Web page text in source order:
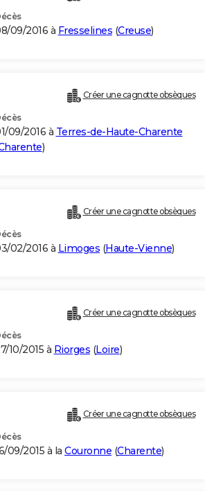
09/2016 à Fresselines (Creuse)
Créer une cagnotte obsèques
09/2016 à Terres-de-Haute-Charente
)
Créer une cagnotte obsèques
02/2016 à Limoges (Haute-Vienne)
Créer une cagnotte obsèques
10/2015 à Riorges (Loire)
Créer une cagnotte obsèques
09/2015 à la Couronne (Charente)